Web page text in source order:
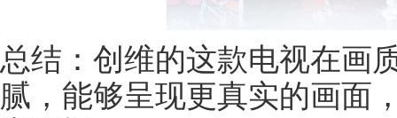
总结：创维的这款电视在画
腻，能够呈现更真实的画面